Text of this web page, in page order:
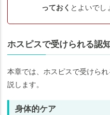
っておく とよいでし
ホスピスで受けられる認
本章では、ホスピスで受けら
説します。
身体的ケア